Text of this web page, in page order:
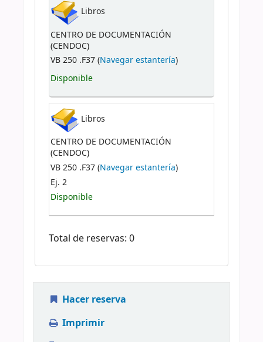
Libros
CENTRO DE DOCUMENTACIÓN
(CENDOC)
VB 250 .F37 (Navegar estantería)
Disponible
Libros
CENTRO DE DOCUMENTACIÓN
(CENDOC)
VB 250 .F37 (Navegar estantería)
Ej. 2
Disponible
Total de reservas: 0
Hacer reserva
Imprimir